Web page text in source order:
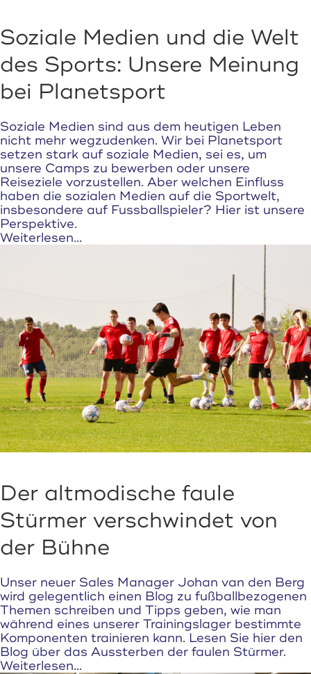
Soziale Medien und die Welt
des Sports: Unsere Meinung
bei Planetsport
Soziale Medien sind aus dem heutigen Leben
nicht mehr wegzudenken. Wir bei Planetsport
setzen stark auf soziale Medien, sei es, um
unsere Camps zu bewerben oder unsere
Reiseziele vorzustellen. Aber welchen Einfluss
haben die sozialen Medien auf die Sportwelt,
insbesondere auf Fussballspieler? Hier ist unsere
Perspektive.
Weiterlesen...
Der altmodische faule
Stürmer verschwindet von
der Bühne
Unser neuer Sales Manager Johan van den Berg
wird gelegentlich einen Blog zu fußballbezogenen
Themen schreiben und Tipps geben, wie man
während eines unserer Trainingslager bestimmte
Komponenten trainieren kann. Lesen Sie hier den
Blog über das Aussterben der faulen Stürmer.
Weiterlesen...